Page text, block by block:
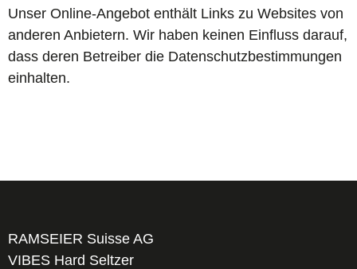
Unser Online-Angebot enthält Links zu Websites von
anderen Anbietern. Wir haben keinen Einfluss darauf,
dass deren Betreiber die Datenschutzbestimmungen
einhalten.
RAMSEIER Suisse AG
VIBES Hard Seltzer